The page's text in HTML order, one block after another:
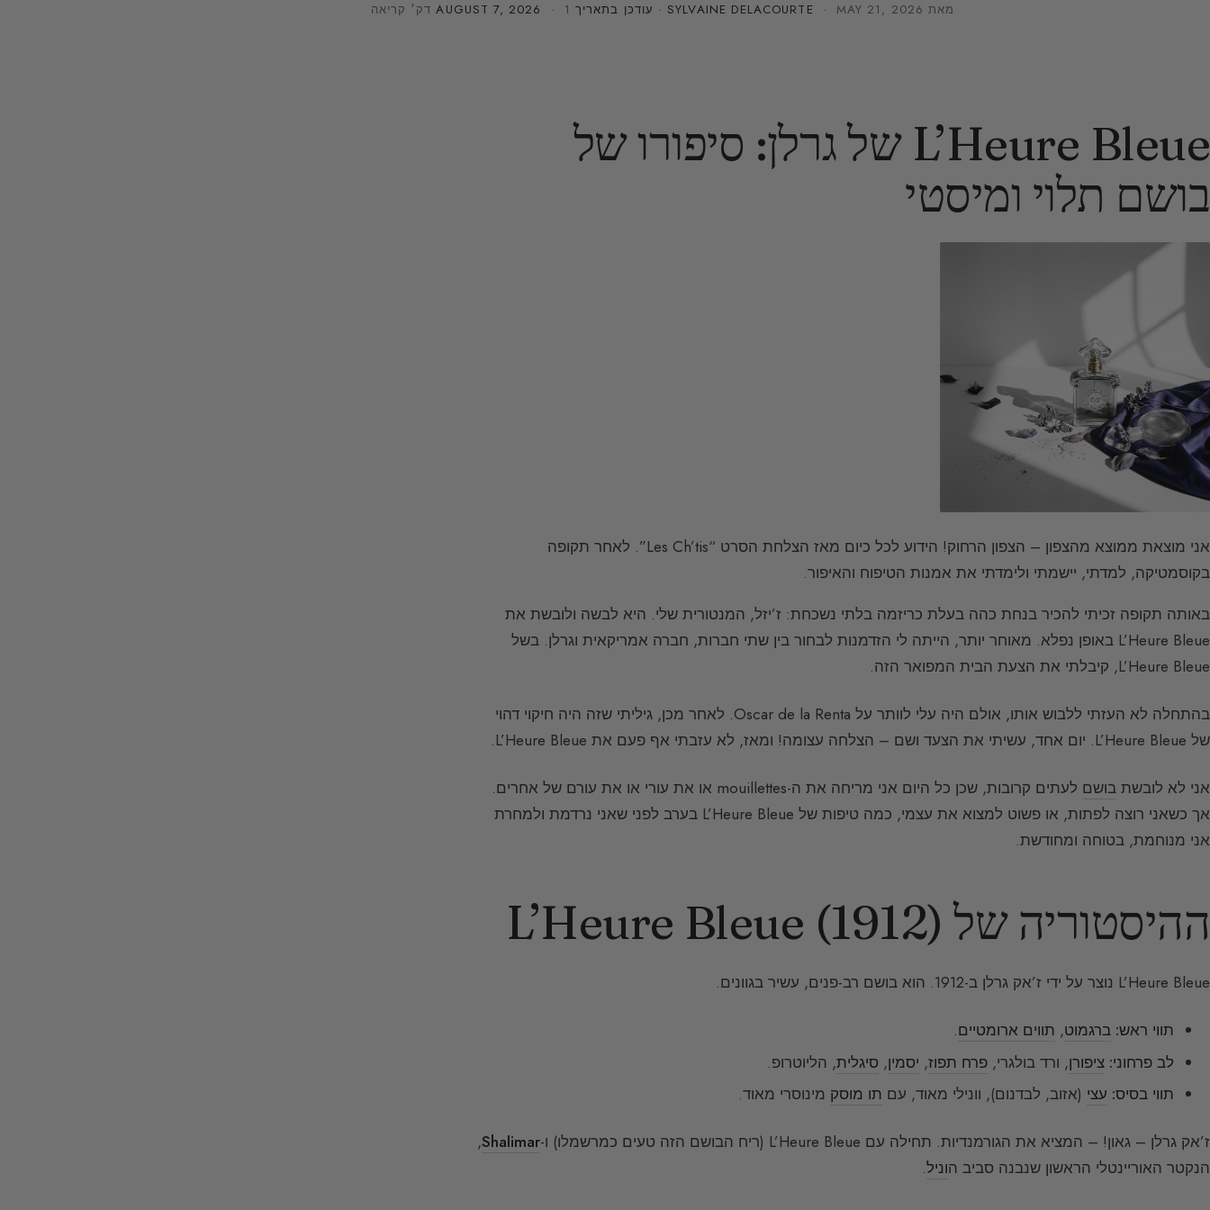
מאת SYLVAINE DELACOURTE ·MAY 21, 2026 · עודכן בתאריך AUGUST 7, 2026 · 1 דק׳ קריאה
L’Heure Bleue של גרלן: סיפורו של
בושם תלוי ומיסטי
אני מוצאת ממוצא מהצפון – הצפון הרחוק! הידוע לכל כיום מאז הצלחת הסרט “Les Ch’tis”. לאחר תקופה
בקוסמטיקה, למדתי, יישמתי ולימדתי את אמנות הטיפוח והאיפור.
באותה תקופה זכיתי להכיר בנחת כהה בעלת כריזמה בלתי נשכחת: ז’יזל, המנטורית שלי. היא לבשה ולובשת את
L’Heure Bleue באופן נפלא. מאוחר יותר, הייתה לי הזדמנות לבחור בין שתי חברות, חברה אמריקאית וגרלן. בשל
L’Heure Bleue, קיבלתי את הצעת הבית המפואר הזה.
בהתחלה לא העזתי ללבוש אותו, אולם היה עלי לוותר על Oscar de la Renta. לאחר מכן, גיליתי שזה היה חיקוי דהוי
של L’Heure Bleue. יום אחד, עשיתי את הצעד ושם – הצלחה עצומה! ומאז, לא עזבתי אף פעם את L’Heure Bleue.
אני לא לובשת בושם
לעתים קרובות, שכן כל היום אני מריחה את ה-mouillettes או את עורי או את עורם של אחרים.
אך כשאני רוצה לפתות, או פשוט למצוא את עצמי, כמה טיפות של L’Heure Bleue בערב לפני שאני נרדמת ולמחרת
אני מנוחמת, בטוחה ומחודשת.
ההיסטוריה של L’Heure Bleue (1912)
L’Heure Bleue נוצר על ידי ז’אק גרלן ב-1912. הוא בושם רב-פנים, עשיר בגוונים.
תווי ראש: ברגמוט, תווים ארומטיים.
לב פרחוני: ציפורן, ורד בולגרי, פרח תפוז, יסמין, סיגלית, הליוטרופ.
תווי בסיס: עצי (אזוב, לבדנום), וונילי מאוד, עם תו מוסק מינוסרי מאוד.
ז’אק גרלן – גאון! – המציא את הגורמנדיות. תחילה עם L’Heure Bleue (ריח הבושם הזה טעים כמרשמלו) ו- Shalimar
,
הנקטר האוריינטלי הראשון שנבנה סביב הוניל.